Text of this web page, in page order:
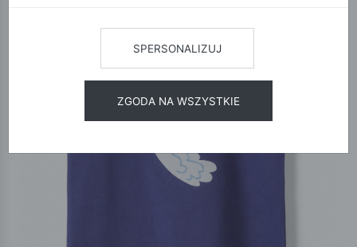
SPERSONALIZUJ
ZGODA NA WSZYSTKIE